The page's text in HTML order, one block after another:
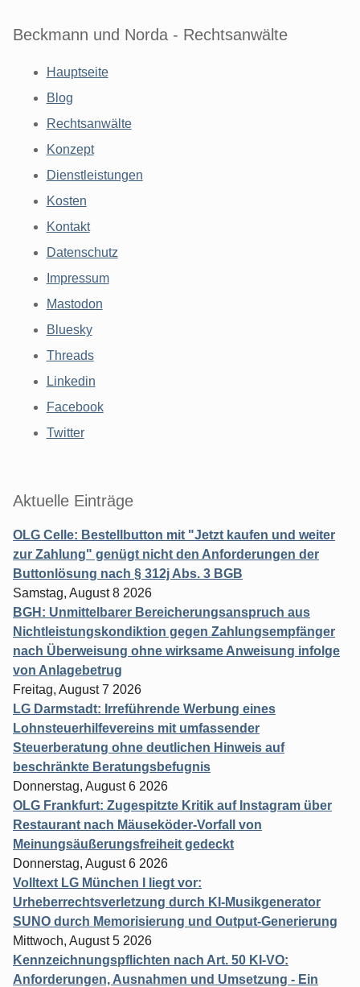
Beckmann und Norda - Rechtsanwälte
Hauptseite
Blog
Rechtsanwälte
Konzept
Dienstleistungen
Kosten
Kontakt
Datenschutz
Impressum
Mastodon
Bluesky
Threads
Linkedin
Facebook
Twitter
Aktuelle Einträge
OLG Celle: Bestellbutton mit "Jetzt kaufen und weiter
zur Zahlung" genügt nicht den Anforderungen der
Buttonlösung nach § 312j Abs. 3 BGB
Samstag, August 8 2026
BGH: Unmittelbarer Bereicherungsanspruch aus
Nichtleistungskondiktion gegen Zahlungsempfänger
nach Überweisung ohne wirksame Anweisung infolge
von Anlagebetrug
Freitag, August 7 2026
LG Darmstadt: Irreführende Werbung eines
Lohnsteuerhilfevereins mit umfassender
Steuerberatung ohne deutlichen Hinweis auf
beschränkte Beratungsbefugnis
Donnerstag, August 6 2026
OLG Frankfurt: Zugespitzte Kritik auf Instagram über
Restaurant nach Mäuseköder-Vorfall von
Meinungsäußerungsfreiheit gedeckt
Donnerstag, August 6 2026
Volltext LG München I liegt vor:
Urheberrechtsverletzung durch KI-Musikgenerator
SUNO durch Memorisierung und Output-Generierung
Mittwoch, August 5 2026
Kennzeichnungspflichten nach Art. 50 KI-VO:
Anforderungen, Ausnahmen und Umsetzung - Ein